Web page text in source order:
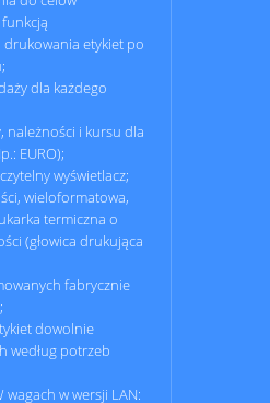
etykiet po
dla każdego
należności i kursu dla
EURO);
wyświetlacz;
wieloformatowa,
termiczna o
(głowica drukująca
fabrycznie
dowolnie
według potrzeb
wagach w wersji LAN: